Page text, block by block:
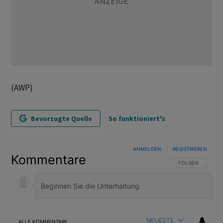
(AWP)
Bevorzugte Quelle So funktioniert's
Kommentare FOLGE DIESER
FOLGEN
ANMELDEN REGISTRIEREN
ALLE KOMMENTARE NEUESTE